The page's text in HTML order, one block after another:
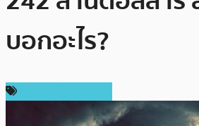
บอกอะไร?